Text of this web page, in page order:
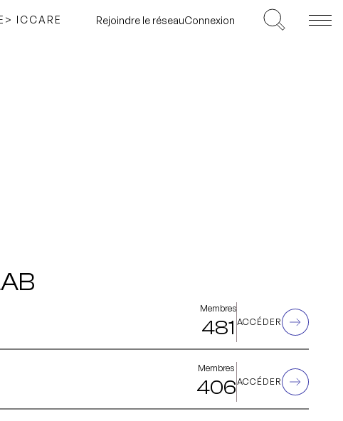
> ICCARE Rejoindre le réseauConnexion
Membres
481 ACCÉDER
Membres
406ACCÉDER